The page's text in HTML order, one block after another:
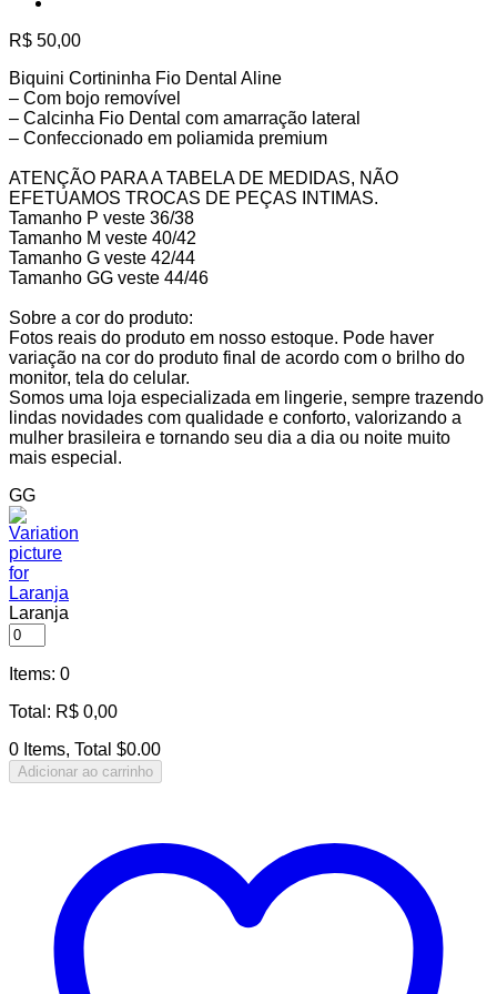
R$ 50,00
Biquini Cortininha Fio Dental Aline
– Com bojo removível
– Calcinha Fio Dental com amarração lateral
– Confeccionado em poliamida premium
ATENÇÃO PARA A TABELA DE MEDIDAS, NÃO
EFETUAMOS TROCAS DE PEÇAS INTIMAS.
Tamanho P veste 36/38
Tamanho M veste 40/42
Tamanho G veste 42/44
Tamanho GG veste 44/46
Sobre a cor do produto:
Fotos reais do produto em nosso estoque. Pode haver
variação na cor do produto final de acordo com o brilho do
monitor, tela do celular.
Somos uma loja especializada em lingerie, sempre trazendo
lindas novidades com qualidade e conforto, valorizando a
mulher brasileira e tornando seu dia a dia ou noite muito
mais especial.
GG
Laranja
Items: 0
Total : R$ 0,00
0 Items, Total $0.00
Adicionar ao carrinho